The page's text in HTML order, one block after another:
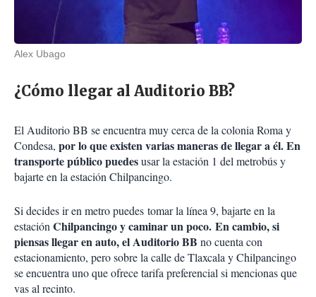
Alex Ubago
¿Cómo llegar al Auditorio BB?
El Auditorio BB se encuentra muy cerca de la colonia Roma y
Condesa, por lo que existen varias maneras de llegar a él. En
transporte público puedesusar la estación 1 del metrobús y
bajarte en la estación Chilpancingo.
Si decides ir en metro puedes tomar la línea 9, bajarte en la
estaciónChilpancingo y caminar un poco. En cambio, si
piensas llegar en auto, el Auditorio BB no cuenta con
estacionamiento, pero sobre la calle de Tlaxcala y Chilpancingo
se encuentra uno que ofrece tarifa preferencial si mencionas que
vas al recinto.